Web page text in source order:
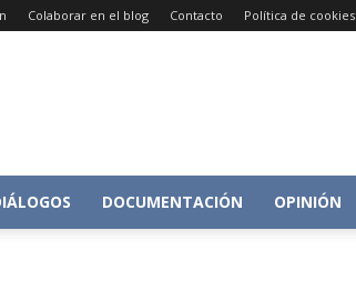
Colaborar en el blog Contacto Política de cookies
Conversacion
DOCUMENTACIÓN OPINIÓN